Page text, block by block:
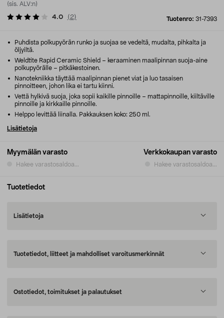
(sis. ALV:n)
Tuotenro: 31-7393
4.0 ( 2)
Myymälän varasto
Hakee varastosaldoa...
Verkkokaupan varasto
Hakee varastosaldoa...
Puhdista polkupyörän runko ja suojaa se vedeltä, mudalta, pihkalta ja
öljyiltä.
Weldtite Rapid Ceramic Shield – keraaminen maalipinnan suoja-aine
polkupyörälle – pitkäkestoinen.
Nanotekniikka täyttää maalipinnan pienet viat ja luo tasaisen
pinnoitteen, johon lika ei tartu kiinni.
Vettä hylkivä suoja, joka sopii kaikille pinnoille – mattapinnoille, kiiltäville
pinnoille ja kirkkaille pinnoille.
Helppo levittää liinalla. Pakkauksen koko: 250 ml.
Lisätietoja
Tuotetiedot
Lisätietoja
Tuotetiedot, liitteet ja mahdolliset varoitusmerkinnät
Ostotiedot, toimitukset ja palautukset